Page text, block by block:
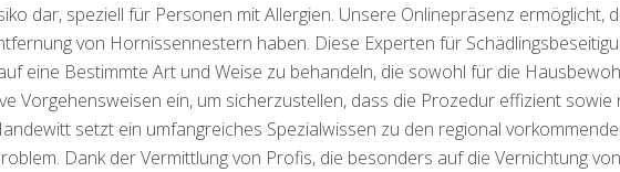
dar, speziell für Personen mit Allergien. Unsere Onlinepräsenz ermöglicht,
von Hornissennestern haben. Diese Experten für
eine Bestimmte Art und Weise zu behandeln, die sowohl für die
Vorgehensweisen ein, um sicherzustellen, dass die Prozedur effizient sowie
setzt ein umfangreiches Spezialwissen zu den regional
Dank der Vermittlung von Profis, die besonders auf die Vernichtung von